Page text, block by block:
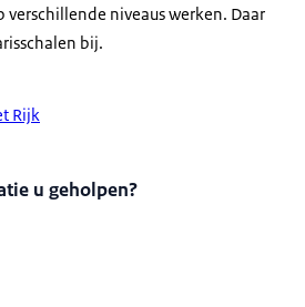
verschillende niveaus werken. Daar
bij.
Rijk
u geholpen?